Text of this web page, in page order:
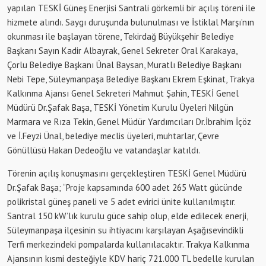
yapılan TESKİ Güneş Enerjisi Santrali görkemli bir açılış töreni ile
hizmete alındı. Saygı duruşunda bulunulması ve İstiklal Marşı’nın
okunması ile başlayan törene, Tekirdağ Büyükşehir Belediye
Başkanı Sayın Kadir Albayrak, Genel Sekreter Oral Karakaya,
Çorlu Belediye Başkanı Ünal Baysan, Muratlı Belediye Başkanı
Nebi Tepe, Süleymanpaşa Belediye Başkanı Ekrem Eşkinat, Trakya
Kalkınma Ajansı Genel Sekreteri Mahmut Şahin, TESKİ Genel
Müdürü Dr.Şafak Başa, TESKİ Yönetim Kurulu Üyeleri Nilgün
Marmara ve Rıza Tekin, Genel Müdür Yardımcıları Dr.İbrahim İçöz
ve İ.Feyzi Ünal, belediye meclis üyeleri, muhtarlar, Çevre
Gönüllüsü Hakan Dedeoğlu ve vatandaşlar katıldı.
Törenin açılış konuşmasını gerçekleştiren TESKİ Genel Müdürü
Dr.Şafak Başa; “Proje kapsamında 600 adet 265 Watt gücünde
polikristal güneş paneli ve 5 adet evirici ünite kullanılmıştır.
Santral 150 kW’lık kurulu güce sahip olup, elde edilecek enerji,
Süleymanpaşa ilçesinin su ihtiyacını karşılayan Aşağısevindikli
Terfi merkezindeki pompalarda kullanılacaktır. Trakya Kalkınma
Ajansının kısmi desteğiyle KDV hariç 721.000 TL bedelle kurulan